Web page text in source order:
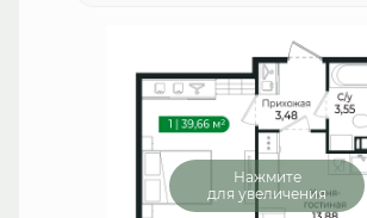
Нажмите
для увеличения